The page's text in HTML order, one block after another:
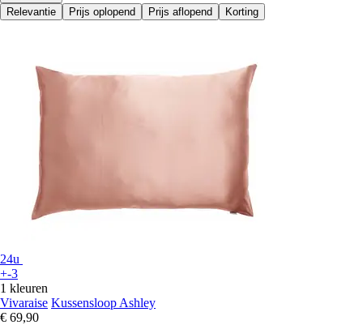
Relevantie
Prijs oplopend Prijs aflopend Korting
24u
+-3
1 kleuren
Vivaraise Kussensloop Ashley
€ 69,90